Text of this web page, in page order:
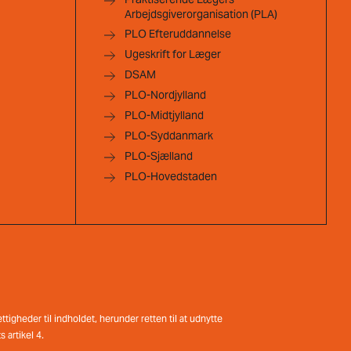
Arbejdsgiverorganisation (PLA)
PLO Efteruddannelse
Ugeskrift for Læger
DSAM
PLO-Nordjylland
PLO-Midtjylland
PLO-Syddanmark
PLO-Sjælland
PLO-Hovedstaden
til indholdet, herunder retten til at udnytte
artikel 4.